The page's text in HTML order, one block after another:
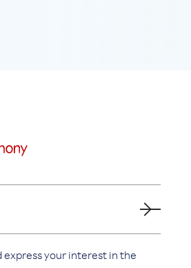
express your interest in the